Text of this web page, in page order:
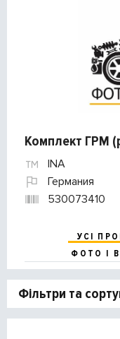
Комплект ГРМ
INA
Германия
530073410
УСІ
ФОТО І
Фільтри та